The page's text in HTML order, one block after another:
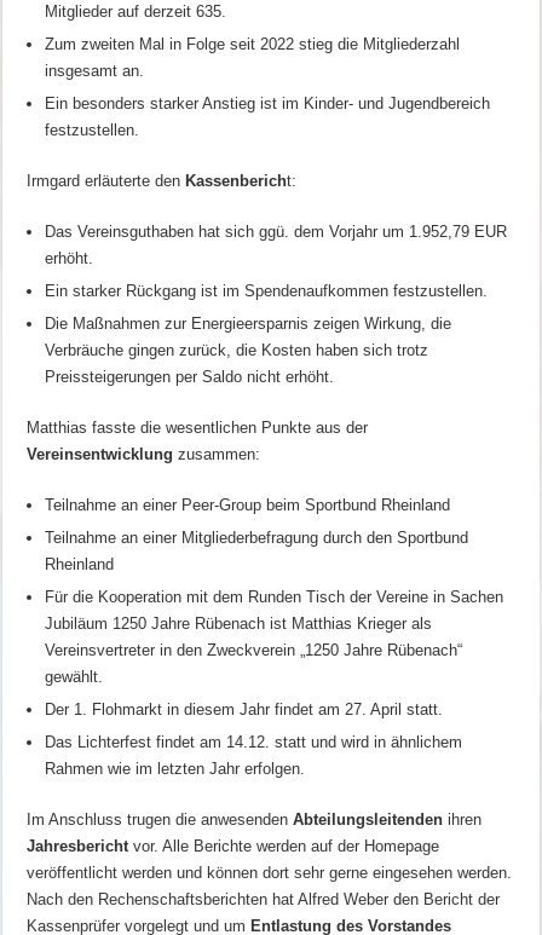
Mitglieder auf derzeit 635.
Zum zweiten Mal in Folge seit 2022 stieg die Mitgliederzahl
insgesamt an.
Ein besonders starker Anstieg ist im Kinder- und Jugendbereich
festzustellen.
Irmgard erläuterte denKassenbericht:
Das Vereinsguthaben hat sich ggü. dem Vorjahr um 1.952,79 EUR
erhöht.
Ein starker Rückgang ist im Spendenaufkommen festzustellen.
Die Maßnahmen zur Energieersparnis zeigen Wirkung, die
Verbräuche gingen zurück, die Kosten haben sich trotz
Preissteigerungen per Saldo nicht erhöht.
Matthias fasste die wesentlichen Punkte aus der
Vereinsentwicklung zusammen:
Teilnahme an einer Peer-Group beim Sportbund Rheinland
Teilnahme an einer Mitgliederbefragung durch den Sportbund
Rheinland
Für die Kooperation mit dem Runden Tisch der Vereine in Sachen
Jubiläum 1250 Jahre Rübenach ist Matthias Krieger als
Vereinsvertreter in den Zweckverein „1250 Jahre Rübenach“
gewählt.
Der 1. Flohmarkt in diesem Jahr findet am 27. April statt.
Das Lichterfest findet am 14.12. statt und wird in ähnlichem
Rahmen wie im letzten Jahr erfolgen.
Im Anschluss trugen die anwesendenAbteilungsleitendenihren
Jahresbericht vor. Alle Berichte werden auf der Homepage
veröffentlicht werden und können dort sehr gerne eingesehen werden.
Nach den Rechenschaftsberichten hat Alfred Weber den Bericht der
Kassenprüfer vorgelegt und umEntlastung des Vorstandes